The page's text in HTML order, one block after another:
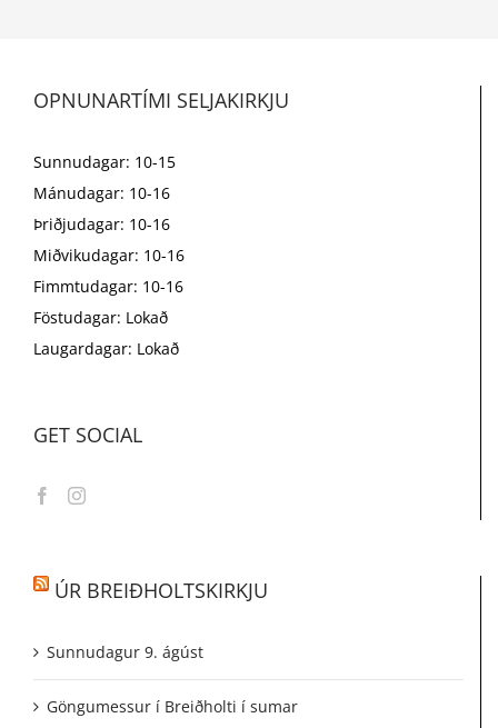
OPNUNARTÍMI SELJAKIRKJU
Sunnudagar: 10-15
Mánudagar: 10-16
Þriðjudagar: 10-16
Miðvikudagar: 10-16
Fimmtudagar: 10-16
Föstudagar: Lokað
Laugardagar: Lokað
GET SOCIAL
ÚR BREIÐHOLTSKIRKJU
Sunnudagur 9. ágúst
Göngumessur í Breiðholti í sumar